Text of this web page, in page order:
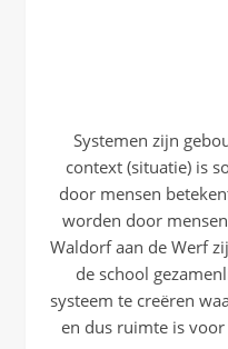
Systemen zijn
context (situatie) is
door mensen
worden door
Waldorf aan de Werf
de school
systeem te creëren
en dus ruimte is